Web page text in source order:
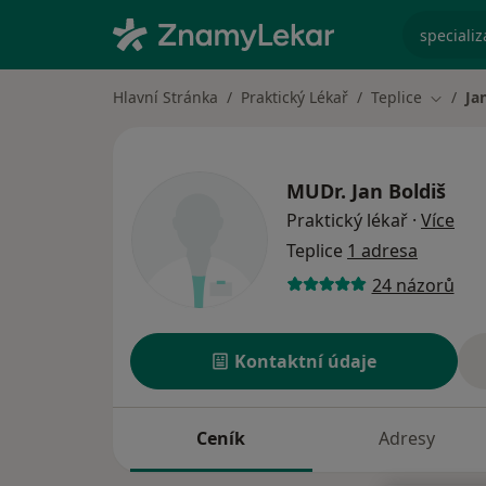
Hlavní Stránka Praktický Lékař Teplice Změna
MUDr. Jan Boldiš
Praktický lékař · Více
Teplice 1 adresa
24 názorů
Kontaktní údaje
Ceník Adresy